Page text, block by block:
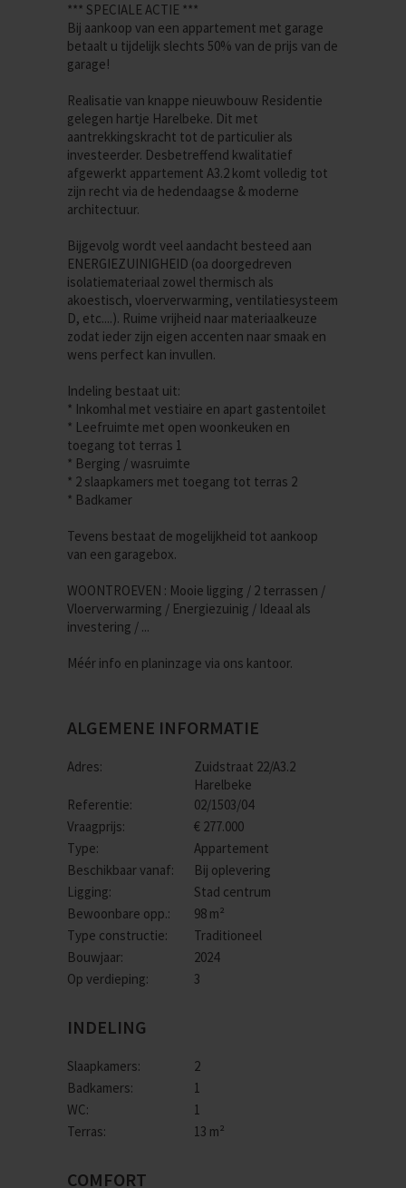
*** SPECIALE ACTIE ***
Bij aankoop van een appartement met garage
betaalt u tijdelijk slechts 50% van de prijs van de
garage!
Realisatie van knappe nieuwbouw Residentie
gelegen hartje Harelbeke. Dit met
aantrekkingskracht tot de particulier als
investeerder. Desbetreffend kwalitatief
afgewerkt appartement A3.2 komt volledig tot
zijn recht via de hedendaagse & moderne
architectuur.
Bijgevolg wordt veel aandacht besteed aan
ENERGIEZUINIGHEID (oa doorgedreven
isolatiemateriaal zowel thermisch als
akoestisch, vloerverwarming, ventilatiesysteem
D, etc....). Ruime vrijheid naar materiaalkeuze
zodat ieder zijn eigen accenten naar smaak en
wens perfect kan invullen.
Indeling bestaat uit:
* Inkomhal met vestiaire en apart gastentoilet
* Leefruimte met open woonkeuken en
toegang tot terras 1
* Berging / wasruimte
* 2 slaapkamers met toegang tot terras 2
* Badkamer
Tevens bestaat de mogelijkheid tot aankoop
van een garagebox.
WOONTROEVEN : Mooie ligging / 2 terrassen /
Vloerverwarming / Energiezuinig / Ideaal als
investering / ...
Méér info en planinzage via ons kantoor.
ALGEMENE INFORMATIE
Adres:
Zuidstraat 22/A3.2
Harelbeke
Referentie:
02/1503/04
Vraagprijs:
€ 277.000
Type:
Appartement
Beschikbaar vanaf:
Bij oplevering
Ligging:
Stad centrum
Bewoonbare opp.:
98 m²
Type constructie:
Traditioneel
Bouwjaar:
2024
Op verdieping:
3
INDELING
Slaapkamers:
2
Badkamers:
1
WC:
1
Terras:
13 m²
COMFORT